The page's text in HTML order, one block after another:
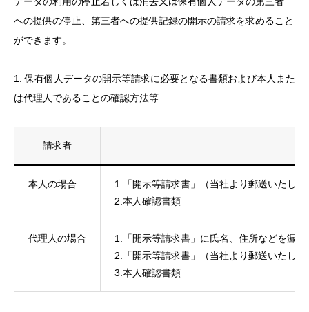
への提供の停止、第三者への提供記録の開示の請求を求めること
ができます。
1. 保有個人データの開示等請求に必要となる書類および本人また
は代理人であることの確認方法等
請求者
本人の場合
1.「開示等請求書」（当社より郵送いたし
2.本人確認書類
代理人の場合
1.「開示等請求書」に氏名、住所などを漏
2.「開示等請求書」（当社より郵送いたし
3.本人確認書類